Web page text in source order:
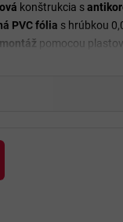
konštrukcia s
PVC fólia s hrúbkou
pomocou